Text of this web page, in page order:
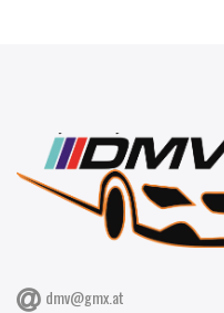
dmv@gmx.at